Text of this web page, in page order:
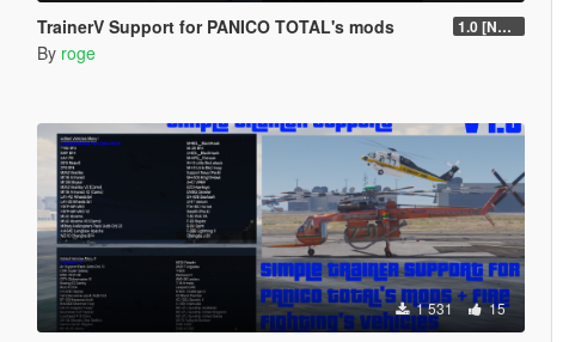
TrainerV Support for PANICO TOTAL's mods 1.0 [NOT UPDATES]
By roge
1 531 15